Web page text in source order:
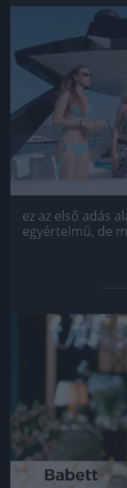
ez az első adás
egyértelmű, de